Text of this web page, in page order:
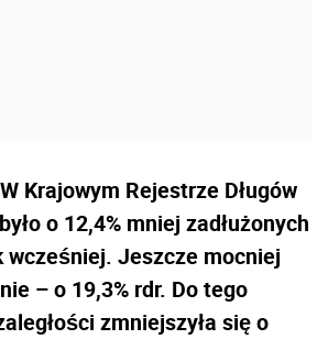
Krajowym Rejestrze Długów
o 12,4% mniej zadłużonych
wcześniej. Jeszcze mocniej
– o 19,3% rdr. Do tego
zmniejszyła się o